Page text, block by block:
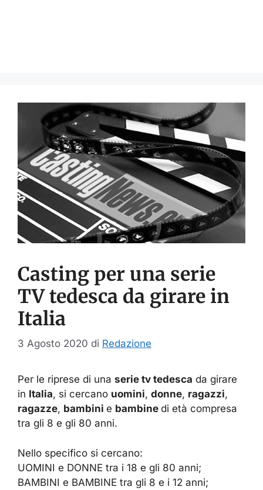
Casting per una serie
TV tedesca da girare in
Italia
3 Agosto 2020 di Redazione
Per le riprese di una serie tv tedesca da girare
in Italia, si cercano uomini, donne, ragazzi,
ragazze, bambini e bambine di età compresa
tra gli 8 e gli 80 anni.
Nello specifico si cercano:
UOMINI e DONNE tra i 18 e gli 80 anni;
BAMBINI e BAMBINE tra gli 8 e i 12 anni;